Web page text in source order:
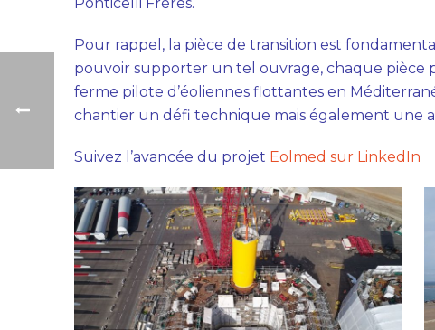
Pour rappel, la pièce de transition est
pouvoir supporter un tel ouvrage, chaque pièce
ferme pilote d’éoliennes flottantes en
chantier un défi technique mais également une
Suivez l’avancée du projet Eolmed sur LinkedIn